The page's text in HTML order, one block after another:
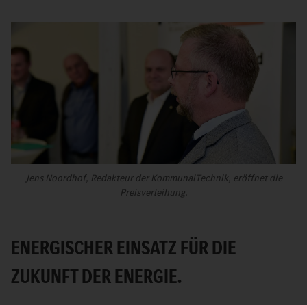
Jens Noordhof, Redakteur der KommunalTechnik, eröffnet die
Preisverleihung.
ENERGISCHER EINSATZ FÜR DIE
ZUKUNFT DER ENERGIE.